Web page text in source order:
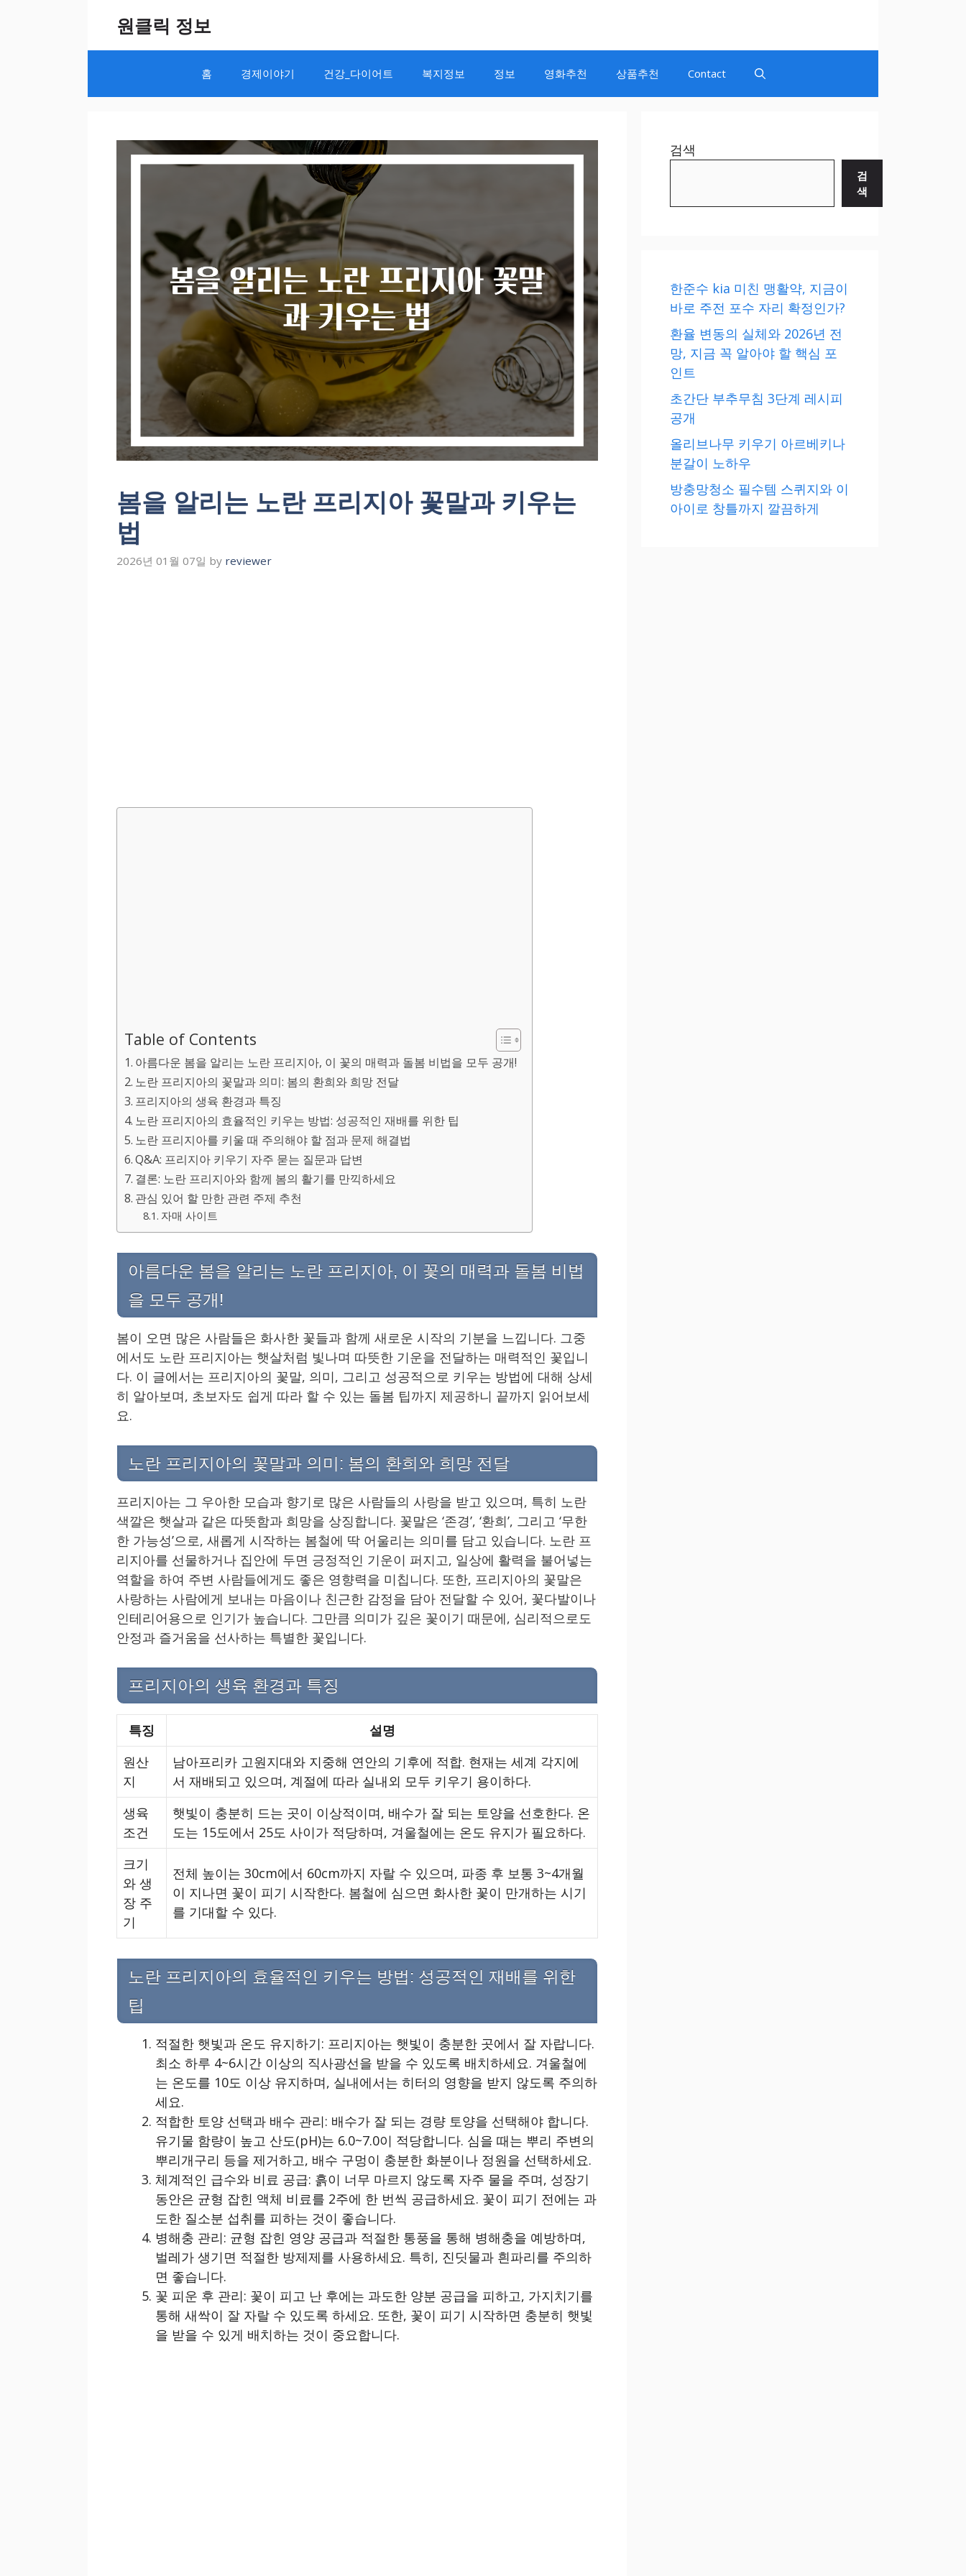
원클릭 정보
홈 경제이야기 건강_다이어트 복지정보 정보 영화추천 상품추천 Contact
봄을 알리는 노란 프리지아 꽃말과 키우는
법
2026년 01월 07일 by reviewer
Table of Contents
아름다운 봄을 알리는 노란 프리지아, 이 꽃의 매력과 돌봄 비법을 모두 공개!
노란 프리지아의 꽃말과 의미: 봄의 환희와 희망 전달
프리지아의 생육 환경과 특징
노란 프리지아의 효율적인 키우는 방법: 성공적인 재배를 위한 팁
노란 프리지아를 키울 때 주의해야 할 점과 문제 해결법
Q&A: 프리지아 키우기 자주 묻는 질문과 답변
결론: 노란 프리지아와 함께 봄의 활기를 만끽하세요
관심 있어 할 만한 관련 주제 추천
자매 사이트
아름다운 봄을 알리는 노란 프리지아, 이 꽃의 매력과 돌봄 비법
을 모두 공개!
봄이 오면 많은 사람들은 화사한 꽃들과 함께 새로운 시작의 기분을 느낍니다. 그중
에서도 노란 프리지아는 햇살처럼 빛나며 따뜻한 기운을 전달하는 매력적인 꽃입니
다. 이 글에서는 프리지아의 꽃말, 의미, 그리고 성공적으로 키우는 방법에 대해 상세
히 알아보며, 초보자도 쉽게 따라 할 수 있는 돌봄 팁까지 제공하니 끝까지 읽어보세
요.
노란 프리지아의 꽃말과 의미: 봄의 환희와 희망 전달
프리지아는 그 우아한 모습과 향기로 많은 사람들의 사랑을 받고 있으며, 특히 노란
색깔은 햇살과 같은 따뜻함과 희망을 상징합니다. 꽃말은 ‘존경’, ‘환희’, 그리고 ‘무한
한 가능성’으로, 새롭게 시작하는 봄철에 딱 어울리는 의미를 담고 있습니다. 노란 프
리지아를 선물하거나 집안에 두면 긍정적인 기운이 퍼지고, 일상에 활력을 불어넣는
역할을 하여 주변 사람들에게도 좋은 영향력을 미칩니다. 또한, 프리지아의 꽃말은
사랑하는 사람에게 보내는 마음이나 친근한 감정을 담아 전달할 수 있어, 꽃다발이나
인테리어용으로 인기가 높습니다. 그만큼 의미가 깊은 꽃이기 때문에, 심리적으로도
안정과 즐거움을 선사하는 특별한 꽃입니다.
프리지아의 생육 환경과 특징
특징
설명
원산
지
남아프리카 고원지대와 지중해 연안의 기후에 적합. 현재는 세계 각지에
서 재배되고 있으며, 계절에 따라 실내외 모두 키우기 용이하다.
생육
조건
햇빛이 충분히 드는 곳이 이상적이며, 배수가 잘 되는 토양을 선호한다. 온
도는 15도에서 25도 사이가 적당하며, 겨울철에는 온도 유지가 필요하다.
크기
와 생
장 주
기
전체 높이는 30cm에서 60cm까지 자랄 수 있으며, 파종 후 보통 3~4개월
이 지나면 꽃이 피기 시작한다. 봄철에 심으면 화사한 꽃이 만개하는 시기
를 기대할 수 있다.
노란 프리지아의 효율적인 키우는 방법: 성공적인 재배를 위한
팁
적절한 햇빛과 온도 유지하기: 프리지아는 햇빛이 충분한 곳에서 잘 자랍니다.
최소 하루 4~6시간 이상의 직사광선을 받을 수 있도록 배치하세요. 겨울철에
는 온도를 10도 이상 유지하며, 실내에서는 히터의 영향을 받지 않도록 주의하
세요.
적합한 토양 선택과 배수 관리: 배수가 잘 되는 경량 토양을 선택해야 합니다.
유기물 함량이 높고 산도(pH)는 6.0~7.0이 적당합니다. 심을 때는 뿌리 주변의
뿌리개구리 등을 제거하고, 배수 구멍이 충분한 화분이나 정원을 선택하세요.
체계적인 급수와 비료 공급: 흙이 너무 마르지 않도록 자주 물을 주며, 성장기
동안은 균형 잡힌 액체 비료를 2주에 한 번씩 공급하세요. 꽃이 피기 전에는 과
도한 질소분 섭취를 피하는 것이 좋습니다.
병해충 관리: 균형 잡힌 영양 공급과 적절한 통풍을 통해 병해충을 예방하며,
벌레가 생기면 적절한 방제제를 사용하세요. 특히, 진딧물과 흰파리를 주의하
면 좋습니다.
꽃 피운 후 관리: 꽃이 피고 난 후에는 과도한 양분 공급을 피하고, 가지치기를
통해 새싹이 잘 자랄 수 있도록 하세요. 또한, 꽃이 피기 시작하면 충분히 햇빛
을 받을 수 있게 배치하는 것이 중요합니다.
검색
검
색
한준수 kia 미친 맹활약, 지금이
바로 주전 포수 자리 확정인가?
환율 변동의 실체와 2026년 전
망, 지금 꼭 알아야 할 핵심 포
인트
초간단 부추무침 3단계 레시피
공개
올리브나무 키우기 아르베키나
분갈이 노하우
방충망청소 필수템 스퀴지와 이
아이로 창틀까지 깔끔하게